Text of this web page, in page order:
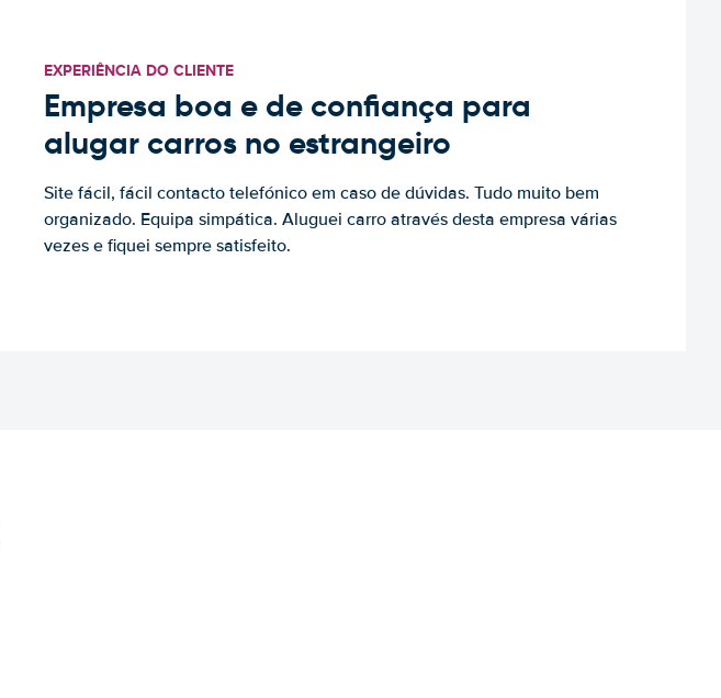
EXPERIÊNCIA DO CLIENTE
Empresa boa e de confiança para
alugar carros no estrangeiro
Site fácil, fácil contacto telefónico em caso de dúvidas. Tudo muito bem
organizado. Equipa simpática. Aluguei carro através desta empresa várias
vezes e fiquei sempre satisfeito.